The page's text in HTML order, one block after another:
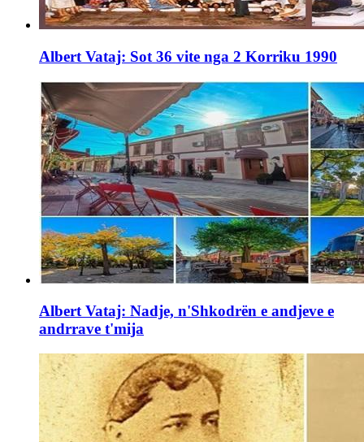
Albert Vataj: Sot 36 vite nga 2 Korriku 1990
Albert Vataj: Nadje, n'Shkodrën e andjeve e
andrrave t'mija